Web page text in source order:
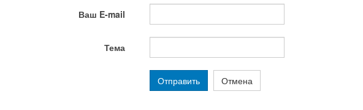
Ваш E-mail
Тема
Отправить Отмена